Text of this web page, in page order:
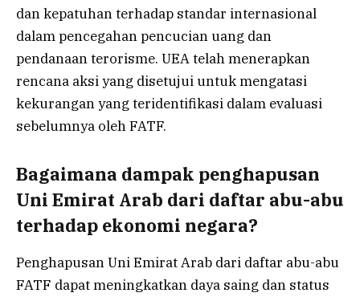
dan kepatuhan terhadap standar internasional
dalam pencegahan pencucian uang dan
pendanaan terorisme. UEA telah menerapkan
rencana aksi yang disetujui untuk mengatasi
kekurangan yang teridentifikasi dalam evaluasi
sebelumnya oleh FATF.
Bagaimana dampak penghapusan
Uni Emirat Arab dari daftar abu-abu
terhadap ekonomi negara?
Penghapusan Uni Emirat Arab dari daftar abu-abu
FATF dapat meningkatkan daya saing dan status